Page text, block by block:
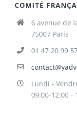
COMITÉ
6 avenue de
75007 Paris
01 47 20 99
Lundi -
09:00-12:00 -